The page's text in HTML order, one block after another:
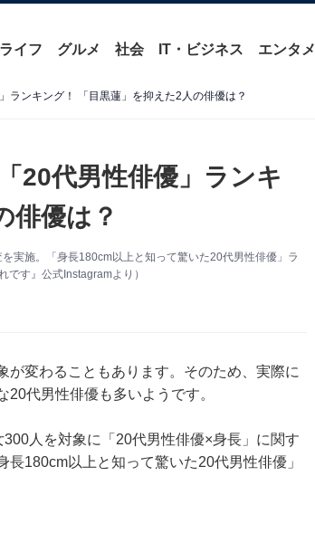
ライフ グルメ 社会 IT・ビジネス エンタメ
ランキング！ 「目黒蓮」を抑えた2人の俳優は？
20代男性俳優」ランキ
俳優は？
実施。「身長180cm以上と知って驚いた20代男性俳優」ラ
です』公式Instagramより）
が変わることもあります。そのため、実際に
代男性俳優も多いようです。
人を対象に「20代男性俳優×身長」に関す
180cm以上と知って驚いた20代男性俳優」